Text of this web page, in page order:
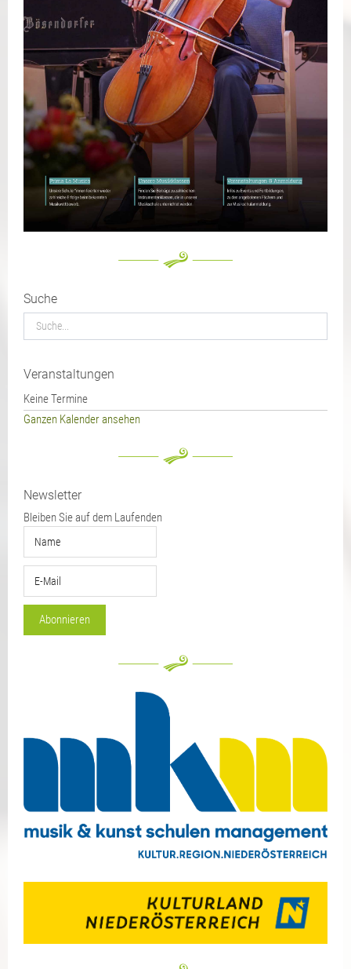
Suche
Veranstaltungen
Keine Termine
Ganzen Kalender ansehen
Newsletter
Bleiben Sie auf dem Laufenden